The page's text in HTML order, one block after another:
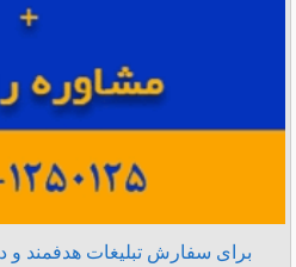
برای سفارش تبلیغات هدفمند و